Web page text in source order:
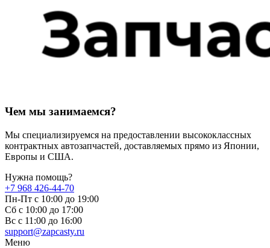
Чем мы занимаемся?
Мы специализируемся на предоставлении высококлассных
контрактных автозапчастей, доставляемых прямо из Японии,
Европы и США.
Нужна помощь?
+7 968 426-44-70
Пн-Пт с 10:00 до 19:00
Сб с 10:00 до 17:00
Вс c 11:00 до 16:00
support@zapcasty.ru
Меню